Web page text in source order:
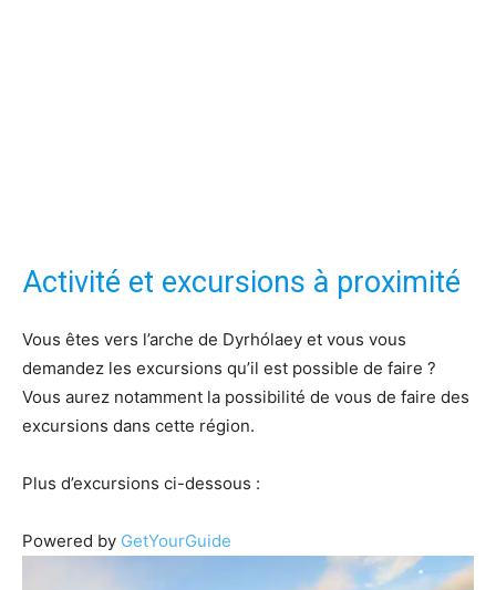
Activité et excursions à proximité
Vous êtes vers l’arche de Dyrhólaey et vous vous
demandez les excursions qu’il est possible de faire ?
Vous aurez notamment la possibilité de vous de faire des
excursions dans cette région.
Plus d’excursions ci-dessous :
Powered by GetYourGuide